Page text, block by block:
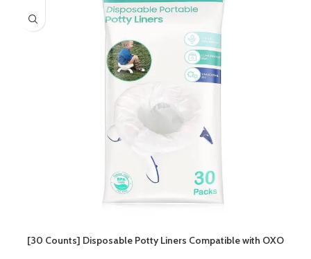
[30 Counts] Disposable Potty Liners Compatible with OXO